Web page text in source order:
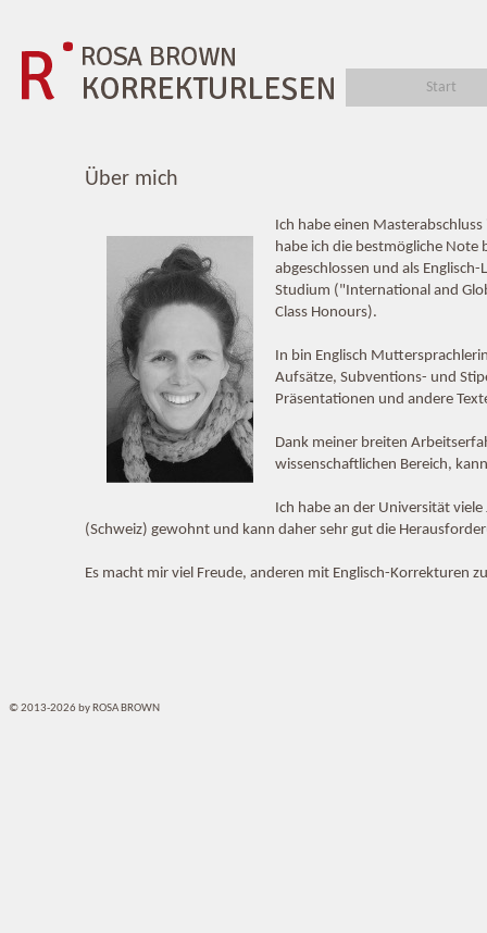
Start
Über mich
Ich habe einen
habe ich die bestmögliche Note
abgeschlossen und als
Studium ("International and
Class Honours).
In bin Englisch
Aufsätze, Subventions- und
Präsentationen und andere
Dank meiner breiten
wissenschaftlichen Bereich,
Ich habe an der Universität
(Schweiz) gewohnt und kann daher sehr gut die
Es macht mir viel Freude, anderen mit Englisch-Korrekturen
© 2013-2026 by ROSA BROWN